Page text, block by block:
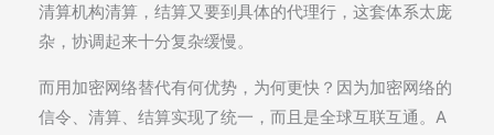
清算机构清算，结算又要到具体的代理行，这套体系太庞
杂，协调起来十分复杂缓慢。
而用加密网络替代有何优势，为何更快？因为加密网络的
信令、清算、结算实现了统一，而且是全球互联互通。A